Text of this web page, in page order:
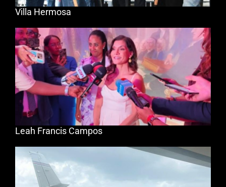
Villa Hermosa
Leah Francis Campos